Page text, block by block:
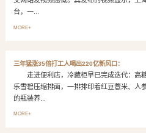
台，一...
MORE+
三年猛涨35倍打工人喝出220亿新风口：
走进便利店，冷藏柜早已完成迭代：高
乐雪碧压缩排面，一排排印着红豆薏米、人
的瓶装养...
MORE+